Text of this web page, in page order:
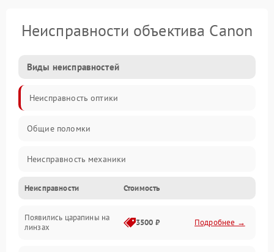
Неисправности объектива Canon
Виды неисправностей
Неисправность оптики
Общие поломки
Неисправность механики
Неисправность электроники (если объектив с мотором/
Прочие неисправности
Неисправности Стоимость
Появились царапины на
линзах
3500 ₽ Подробнее →